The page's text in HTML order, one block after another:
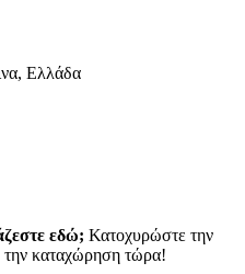
Ελλάδα
εδώ; Κατοχυρώστε την
καταχώρηση τώρα!